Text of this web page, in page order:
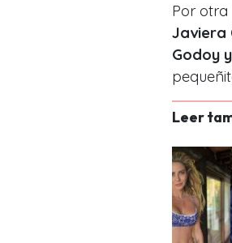
Por
Javiera
Godoy
Leer